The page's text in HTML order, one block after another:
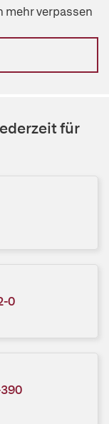
mehr verpassen
für
0